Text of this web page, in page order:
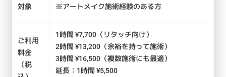
対象
※アートメイク施術経験のある方
ご利用
料金
（税
1時間 ¥7,700（リタッチ向け）
2時間 ¥13,200（余裕を持って施術）
3時間 ¥16,500（複数施術にも最適）
延長：1時間 ¥5,500